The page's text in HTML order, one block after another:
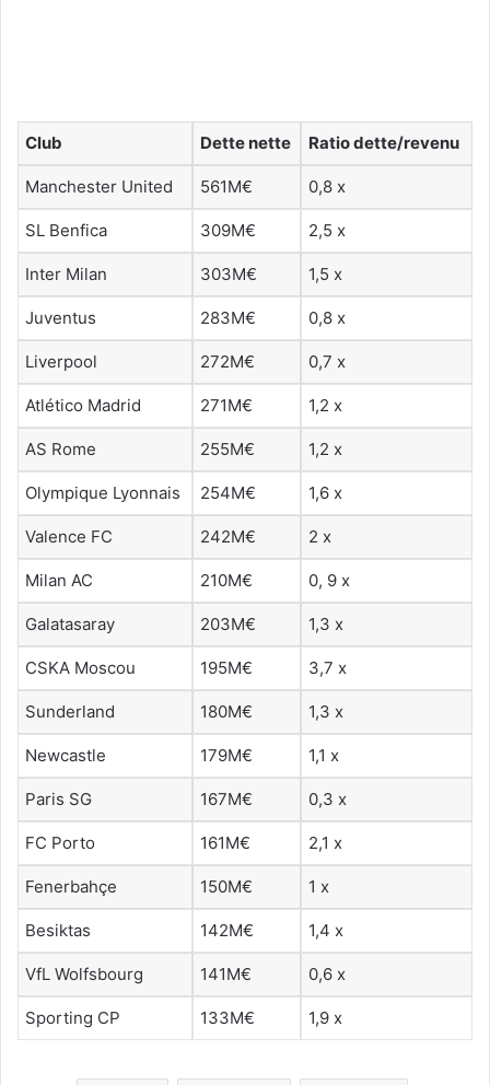
Club Dette nette Ratio dette/revenu
Manchester United 561M€ 0,8 x
SL Benfica 309M€ 2,5 x
Inter Milan 303M€ 1,5 x
Juventus 283M€ 0,8 x
Liverpool 272M€ 0,7 x
Atlético Madrid 271M€ 1,2 x
AS Rome 255M€ 1,2 x
Olympique Lyonnais 254M€ 1,6 x
Valence FC 242M€ 2 x
Milan AC 210M€ 0, 9 x
Galatasaray 203M€ 1,3 x
CSKA Moscou 195M€ 3,7 x
Sunderland 180M€ 1,3 x
Newcastle 179M€ 1,1 x
Paris SG 167M€ 0,3 x
FC Porto 161M€ 2,1 x
Fenerbahçe 150M€ 1 x
Besiktas 142M€ 1,4 x
VfL Wolfsbourg 141M€ 0,6 x
Sporting CP 133M€ 1,9 x